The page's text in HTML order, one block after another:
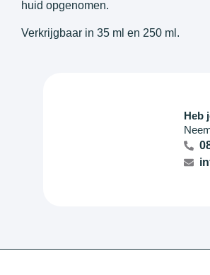
huid opgenomen.
Verkrijgbaar in 35 ml en 250 ml.
Heb